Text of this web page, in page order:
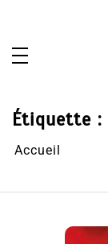
Étiquette :
Accueil